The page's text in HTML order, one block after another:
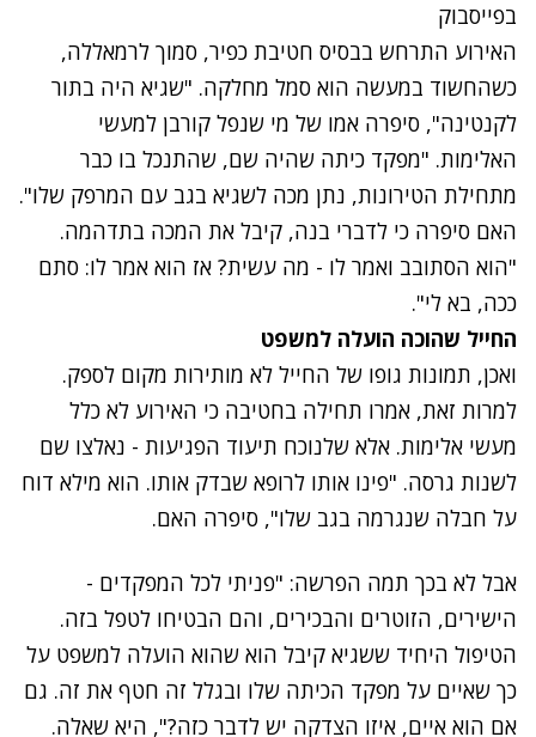
בפייסבוק
האירוע התרחש בבסיס חטיבת כפיר, סמוך לרמאללה,
כשהחשוד במעשה הוא סמל מחלקה. "שגיא היה בתור
לקנטינה", סיפרה אמו של מי שנפל קורבן למעשי
האלימות. "מפקד כיתה שהיה שם, שהתנכל בו כבר
מתחילת הטירונות, נתן מכה לשגיא בגב עם המרפק שלו".
האם סיפרה כי לדברי בנה, קיבל את המכה בתדהמה.
"הוא הסתובב ואמר לו - מה עשית? אז הוא אמר לו: סתם
ככה, בא לי".
החייל שהוכה הועלה למשפט
ואכן, תמונות גופו של החייל לא מותירות מקום לספק.
למרות זאת, אמרו תחילה בחטיבה כי האירוע לא כלל
מעשי אלימות. אלא שלנוכח תיעוד הפגיעות - נאלצו שם
לשנות גרסה. "פינו אותו לרופא שבדק אותו. הוא מילא דוח
על חבלה שנגרמה בגב שלו", סיפרה האם.
אבל לא בכך תמה הפרשה: "פניתי לכל המפקדים -
הישירים, הזוטרים והבכירים, והם הבטיחו לטפל בזה.
הטיפול היחיד ששגיא קיבל הוא שהוא הועלה למשפט על
כך שאיים על מפקד הכיתה שלו ובגלל זה חטף את זה. גם
אם הוא איים, איזו הצדקה יש לדבר כזה?", היא שאלה.